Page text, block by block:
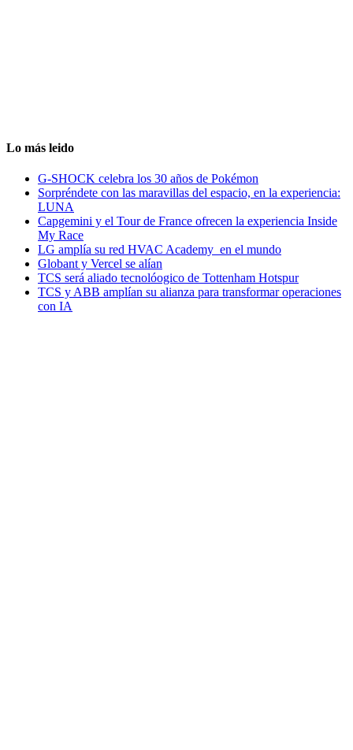
Lo más leido
G-SHOCK celebra los 30 años de Pokémon
Sorpréndete con las maravillas del espacio, en la experiencia:
LUNA
Capgemini y el Tour de France ofrecen la experiencia Inside
My Race
LG amplía su red HVAC Academy en el mundo
Globant y Vercel se alían
TCS será aliado tecnolóogico de Tottenham Hotspur
TCS y ABB amplían su alianza para transformar operaciones
con IA